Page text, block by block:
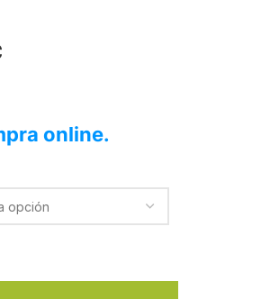
online.